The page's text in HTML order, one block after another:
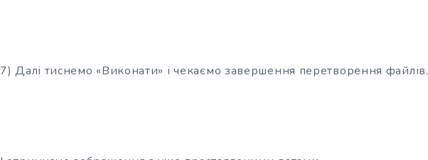
7) Далі тиснемо «Виконати» і чекаємо завершення перетворення файлів.